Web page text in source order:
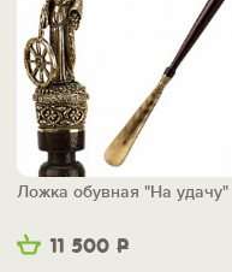
11 500 Р
Ложка обувная "На удачу"